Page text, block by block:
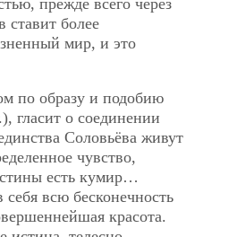
ставит более
мир, и это
по образу и подобию
гласит о соединении
Соловьёва живут
чувство,
есть кумир…
всю бесконечность
красота.